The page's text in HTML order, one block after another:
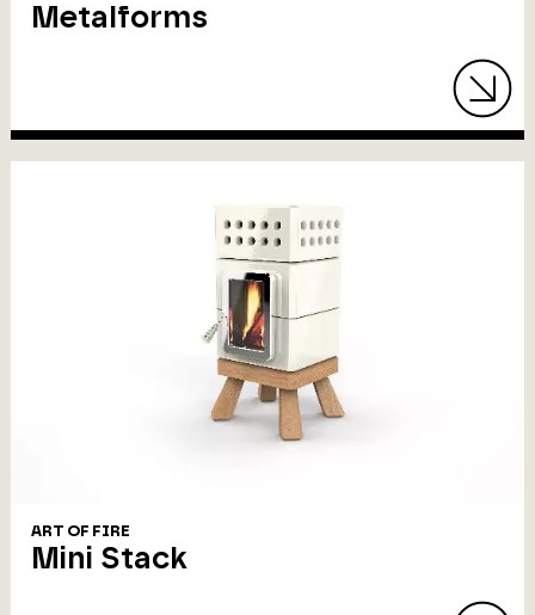
Metalforms
ART OF FIRE
Mini Stack